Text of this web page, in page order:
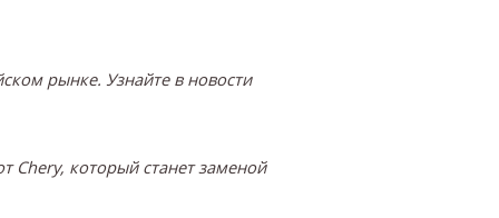
рынке. Узнайте в новости
Chery, который станет заменой